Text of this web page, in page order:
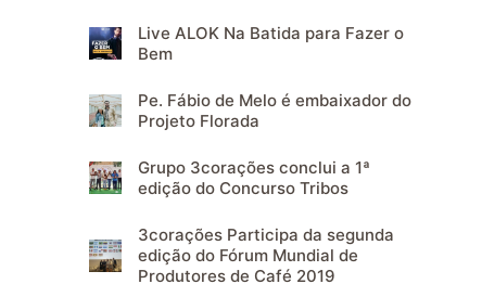
Live ALOK Na Batida para Fazer o
Bem
Pe. Fábio de Melo é embaixador do
Projeto Florada
Grupo 3corações conclui a 1ª
edição do Concurso Tribos
3corações Participa da segunda
edição do Fórum Mundial de
Produtores de Café 2019